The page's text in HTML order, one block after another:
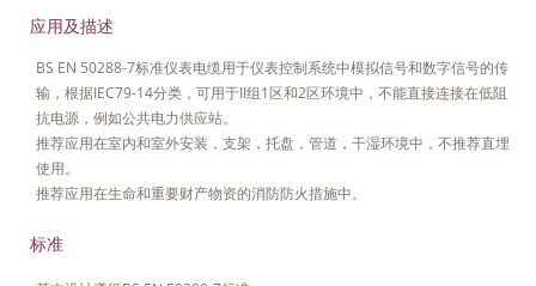
应用及描述
BS EN 50288-7标准仪表电缆用于仪表控制系统中模拟信号和数字信号的传
输，根据IEC79-14分类，可用于II组1区和2区环境中，不能直接连接在低阻
抗电源，例如公共电力供应站。
推荐应用在室内和室外安装，支架，托盘，管道，干湿环境中，不推荐直埋
使用。
推荐应用在生命和重要财产物资的消防防火措施中。
标准